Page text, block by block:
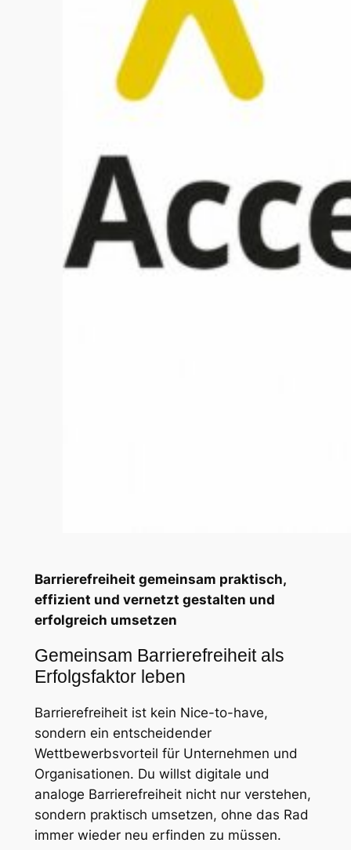
Barrierefreiheit gemeinsam praktisch,
effizient und vernetzt gestalten und
erfolgreich umsetzen
Gemeinsam Barrierefreiheit als
Erfolgsfaktor leben
Barrierefreiheit ist kein Nice-to-have,
sondern ein entscheidender
Wettbewerbsvorteil für Unternehmen und
Organisationen. Du willst digitale und
analoge Barrierefreiheit nicht nur verstehen,
sondern praktisch umsetzen, ohne das Rad
immer wieder neu erfinden zu müssen.